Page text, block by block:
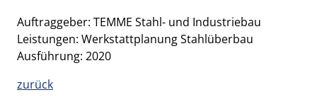
Auftraggeber: TEMME Stahl- und Industriebau
Leistungen: Werkstattplanung Stahlüberbau
Ausführung: 2020
zurück